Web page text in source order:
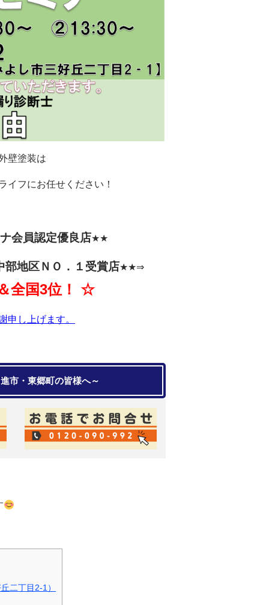
壁塗装は
フにお任せください！
会員認定優良店★★
部地区ＮＯ．１受賞店★★⇒
全国3位！ ☆
申し上げます。
市・東郷町の皆様へ～
二丁目2‐1）